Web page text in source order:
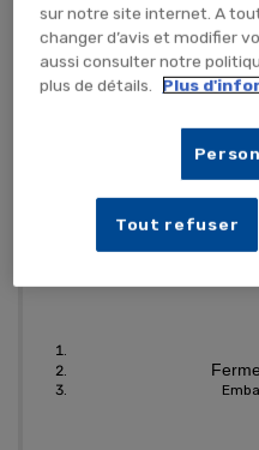
Tap
7,08 €
sur notre site internet. A
changer d’avis et modifier
aussi consulter notre
plus de détails.
Plus
Tout refuser